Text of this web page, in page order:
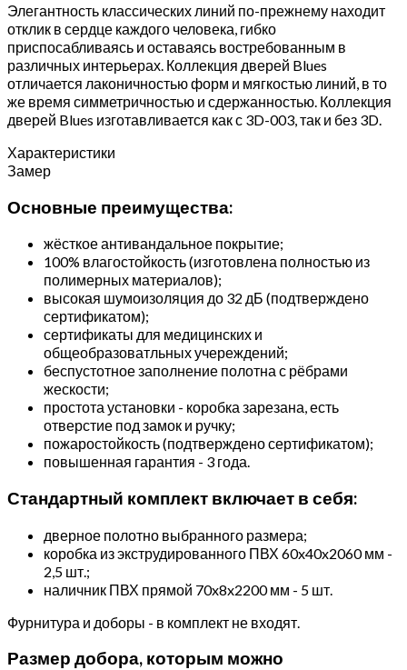
Элегантность классических линий по-прежнему находит
отклик в сердце каждого человека, гибко
приспосабливаясь и оставаясь востребованным в
различных интерьерах. Коллекция дверей Blues
отличается лаконичностью форм и мягкостью линий, в то
же время симметричностью и сдержанностью. Коллекция
дверей Blues изготавливается как с 3D-003, так и без 3D.
Характеристики
Замер
Основные преимущества:
жёсткое антивандальное покрытие;
100% влагостойкость (изготовлена полностью из
полимерных материалов);
высокая шумоизоляция до 32 дБ (подтверждено
сертификатом);
сертификаты для медицинских и
общеобразоватльных учереждений;
беспустотное заполнение полотна с рёбрами
жескости;
простота установки - коробка зарезана, есть
отверстие под замок и ручку;
пожаростойкость (подтверждено сертификатом);
повышенная гарантия - 3 года.
Стандартный комплект включает в себя:
дверное полотно выбранного размера;
коробка из экструдированного ПВХ 60x40x2060 мм -
2,5 шт.;
наличник ПВХ прямой 70x8x2200 мм - 5 шт.
Фурнитура и доборы - в комплект не входят.
Размер добора, которым можно